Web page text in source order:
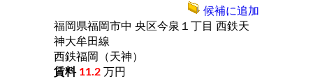
福岡県福岡市中 央区今泉１丁目 西鉄天
神大牟田線
西鉄福岡（天神）
11.2 万円
候補に追加